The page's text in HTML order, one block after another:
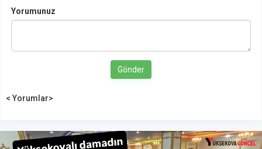
Yorumunuz
Gönder
< Yorumlar>